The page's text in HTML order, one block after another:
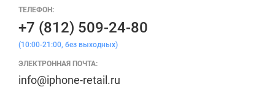
ТЕЛЕФОН:
+7 (812) 509-24-80
(10:00-21:00, без выходных)
ЭЛЕКТРОННАЯ ПОЧТА:
info@iphone-retail.ru